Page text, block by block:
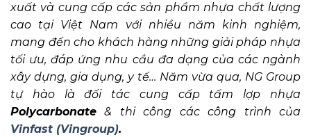
xuất và cung cấp các sản phẩm nhựa chất lượng
cao tại Việt Nam với nhiều năm kinh nghiệm,
mang đến cho khách hàng những giải pháp nhựa
tối ưu, đáp ứng nhu cầu đa dạng của các ngành
xây dựng, gia dụng, y tế… Năm vừa qua, NG Group
tự hào là đối tác cung cấp tấm lợp nhựa
Polycarbonate & thi công các công trình của
Vinfast (Vingroup).